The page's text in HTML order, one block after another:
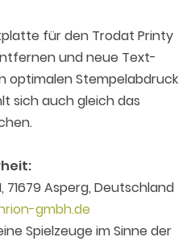
für den Trodat Printy
und neue Text-
optimalen Stempelabdruck
sich auch gleich das
71679 Asperg, Deutschland
gmbh.de
Spielzeuge im Sinne der